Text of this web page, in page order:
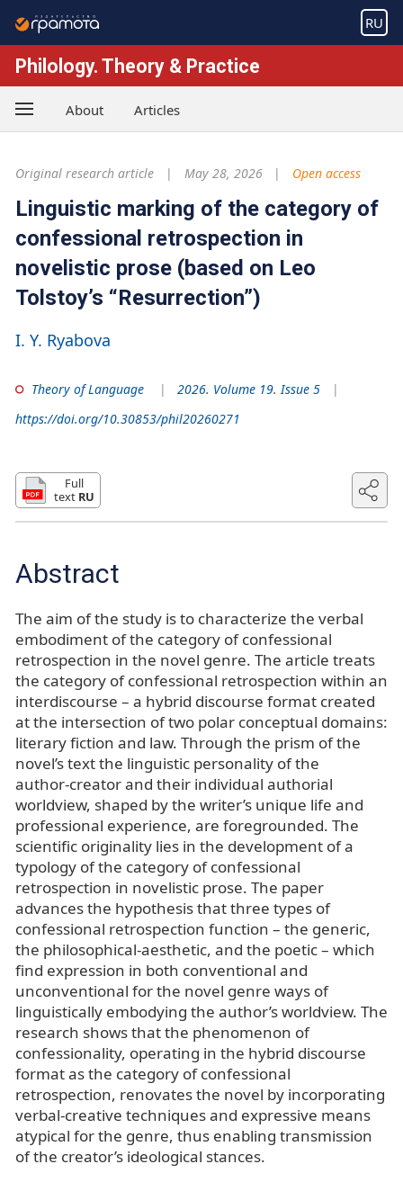
RU
Philology. Theory & Practice
About Articles
Original research article May 28, 2026 Open access
Linguistic marking of the category of
confessional retrospection in
novelistic prose (based on Leo
Tolstoy’s “Resurrection”)
I. Y. Ryabova
Theory of Language
2026. Volume 19. Issue 5
https://doi.org/10.30853/phil20260271
Full
text RU
Abstract
The aim of the study is to characterize the verbal
embodiment of the category of confessional
retrospection in the novel genre. The article treats
the category of confessional retrospection within an
interdiscourse – a hybrid discourse format created
at the intersection of two polar conceptual domains:
literary fiction and law. Through the prism of the
novel’s text the linguistic personality of the
author‑creator and their individual authorial
worldview, shaped by the writer’s unique life and
professional experience, are foregrounded. The
scientific originality lies in the development of a
typology of the category of confessional
retrospection in novelistic prose. The paper
advances the hypothesis that three types of
confessional retrospection function – the generic,
the philosophical‑aesthetic, and the poetic – which
find expression in both conventional and
unconventional for the novel genre ways of
linguistically embodying the author’s worldview. The
research shows that the phenomenon of
confessionality, operating in the hybrid discourse
format as the category of confessional
retrospection, renovates the novel by incorporating
verbal‑creative techniques and expressive means
atypical for the genre, thus enabling transmission
of the creator’s ideological stances.